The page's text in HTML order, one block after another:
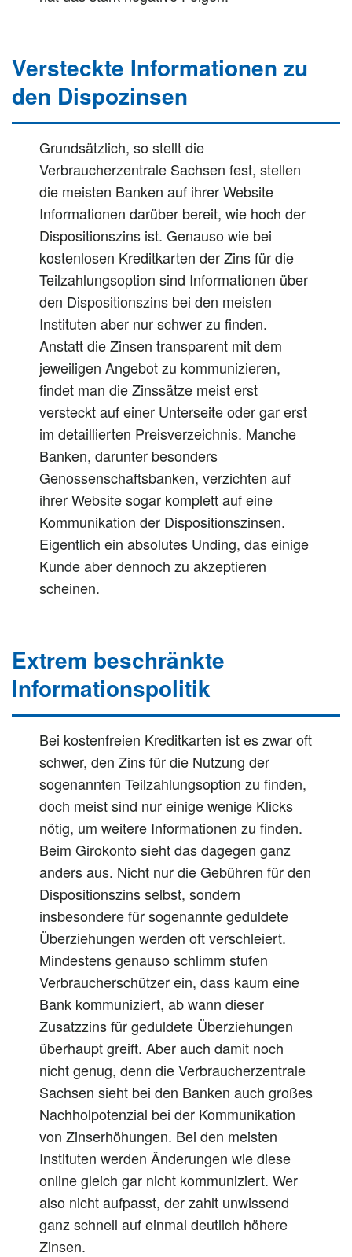
Versteckte Informationen zu
den Dispozinsen
Grundsätzlich, so stellt die
Verbraucherzentrale Sachsen fest, stellen
die meisten Banken auf ihrer Website
Informationen darüber bereit, wie hoch der
Dispositionszins ist. Genauso wie bei
kostenlosen Kreditkarten der Zins für die
Teilzahlungsoption sind Informationen über
den Dispositionszins bei den meisten
Instituten aber nur schwer zu finden.
Anstatt die Zinsen transparent mit dem
jeweiligen Angebot zu kommunizieren,
findet man die Zinssätze meist erst
versteckt auf einer Unterseite oder gar erst
im detaillierten Preisverzeichnis. Manche
Banken, darunter besonders
Genossenschaftsbanken, verzichten auf
ihrer Website sogar komplett auf eine
Kommunikation der Dispositionszinsen.
Eigentlich ein absolutes Unding, das einige
Kunde aber dennoch zu akzeptieren
scheinen.
Extrem beschränkte
Informationspolitik
Bei kostenfreien Kreditkarten ist es zwar oft
schwer, den Zins für die Nutzung der
sogenannten Teilzahlungsoption zu finden,
doch meist sind nur einige wenige Klicks
nötig, um weitere Informationen zu finden.
Beim Girokonto sieht das dagegen ganz
anders aus. Nicht nur die Gebühren für den
Dispositionszins selbst, sondern
insbesondere für sogenannte geduldete
Überziehungen werden oft verschleiert.
Mindestens genauso schlimm stufen
Verbraucherschützer ein, dass kaum eine
Bank kommuniziert, ab wann dieser
Zusatzzins für geduldete Überziehungen
überhaupt greift. Aber auch damit noch
nicht genug, denn die Verbraucherzentrale
Sachsen sieht bei den Banken auch großes
Nachholpotenzial bei der Kommunikation
von Zinserhöhungen. Bei den meisten
Instituten werden Änderungen wie diese
online gleich gar nicht kommuniziert. Wer
also nicht aufpasst, der zahlt unwissend
ganz schnell auf einmal deutlich höhere
Zinsen.